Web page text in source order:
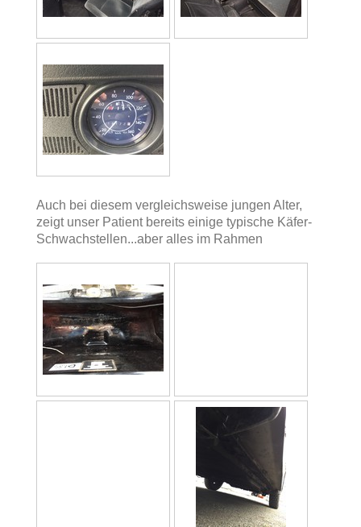
Auch bei diesem vergleichsweise jungen Alter,
zeigt unser Patient bereits einige typische Käfer-
Schwachstellen...aber alles im Rahmen